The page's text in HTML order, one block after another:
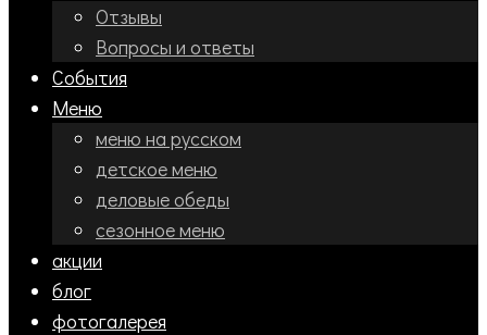
Отзывы
Вопросы и ответы
События
Меню
меню на русском
детское меню
деловые обеды
сезонное меню
акции
блог
фотогалерея